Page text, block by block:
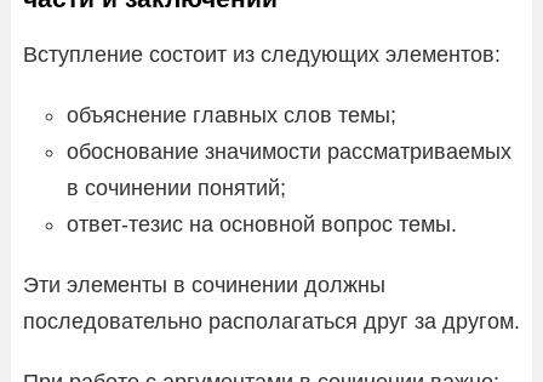
Вступление состоит из следующих элементов:
объяснение главных слов темы;
обоснование значимости рассматриваемых
в сочинении понятий;
ответ-тезис на основной вопрос темы.
Эти элементы в сочинении должны
последовательно располагаться друг за другом.